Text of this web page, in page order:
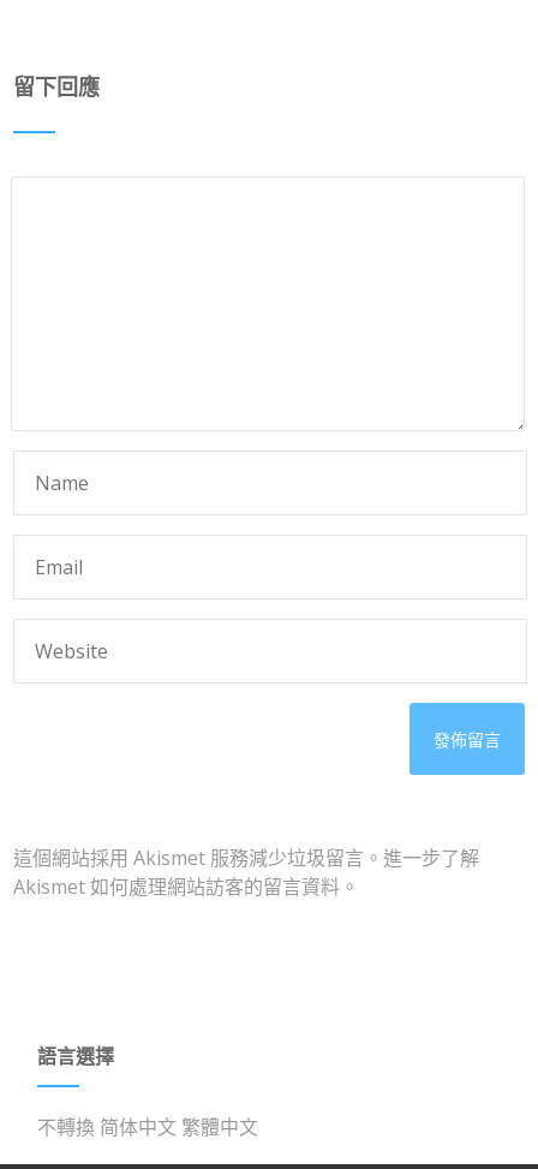
留下回應
這個網站採用 Akismet 服務減少垃圾留言。進一步了解
Akismet 如何處理網站訪客的留言資料 。
語言選擇
不轉換 简体中文 繁體中文